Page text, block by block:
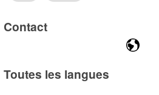
Contact
Toutes les langues